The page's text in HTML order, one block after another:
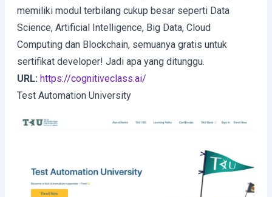
memiliki modul terbilang cukup besar seperti Data
Science, Artificial Intelligence, Big Data, Cloud
Computing dan Blockchain, semuanya gratis untuk
sertifikat developer! Jadi apa yang ditunggu.
URL: https://cognitiveclass.ai/
Test Automation University